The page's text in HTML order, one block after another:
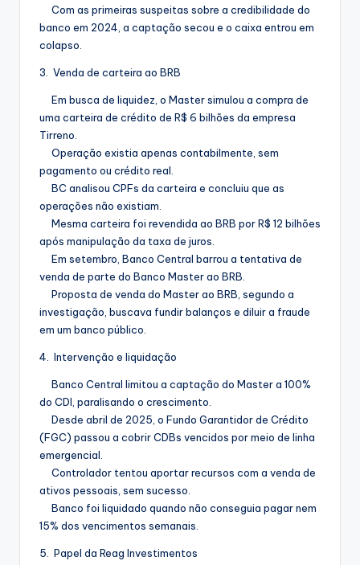
Com as primeiras suspeitas sobre a credibilidade do
banco em 2024, a captação secou e o caixa entrou em
colapso.
3. Venda de carteira ao BRB
Em busca de liquidez, o Master simulou a compra de
uma carteira de crédito de R$ 6 bilhões da empresa
Tirreno.
Operação existia apenas contabilmente, sem
pagamento ou crédito real.
BC analisou CPFs da carteira e concluiu que as
operações não existiam.
Mesma carteira foi revendida ao BRB por R$ 12 bilhões
após manipulação da taxa de juros.
Em setembro, Banco Central barrou a tentativa de
venda de parte do Banco Master ao BRB.
Proposta de venda do Master ao BRB, segundo a
investigação, buscava fundir balanços e diluir a fraude
em um banco público.
4. Intervenção e liquidação
Banco Central limitou a captação do Master a 100%
do CDI, paralisando o crescimento.
Desde abril de 2025, o Fundo Garantidor de Crédito
(FGC) passou a cobrir CDBs vencidos por meio de linha
emergencial.
Controlador tentou aportar recursos com a venda de
ativos pessoais, sem sucesso.
Banco foi liquidado quando não conseguia pagar nem
15% dos vencimentos semanais.
5. Papel da Reag Investimentos